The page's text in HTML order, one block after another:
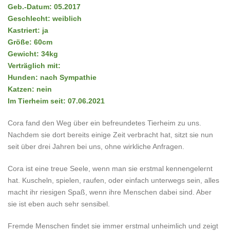
Geb.-Datum: 05.2017
Geschlecht: weiblich
Kastriert: ja
Größe: 60cm
Gewicht: 34kg
Verträglich mit:
Hunden: nach Sympathie
Katzen: nein
Im Tierheim seit: 07.06.2021
Cora fand den Weg über ein befreundetes Tierheim zu uns.
Nachdem sie dort bereits einige Zeit verbracht hat, sitzt sie nun
seit über drei Jahren bei uns, ohne wirkliche Anfragen.
Cora ist eine treue Seele, wenn man sie erstmal kennengelernt
hat. Kuscheln, spielen, raufen, oder einfach unterwegs sein, alles
macht ihr riesigen Spaß, wenn ihre Menschen dabei sind. Aber
sie ist eben auch sehr sensibel.
Fremde Menschen findet sie immer erstmal unheimlich und zeigt